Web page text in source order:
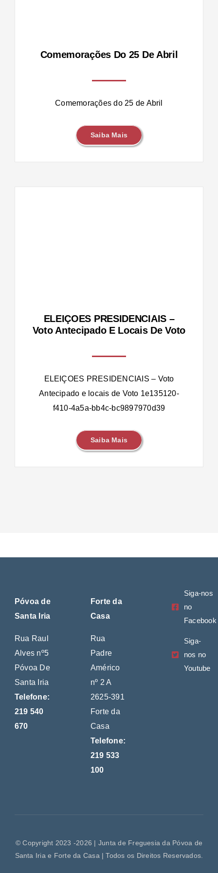
Comemorações Do 25 De Abril
Comemorações do 25 de Abril
Saiba Mais
ELEIÇOES PRESIDENCIAIS –
Voto Antecipado E Locais De Voto
ELEIÇOES PRESIDENCIAIS – Voto
Antecipado e locais de Voto 1e135120-
f410-4a5a-bb4c-bc9897970d39
Saiba Mais
Póvoa de
Santa Iria
Rua Raul
Alves nº5
Póvoa De
Santa Iria
Telefone:
219 540
670
Forte da
Casa
Rua
Padre
Américo
nº 2 A
2625-391
Forte da
Casa
Telefone:
219 533
100
Siga-nos
no
Facebook
Siga-
nos no
Youtube
© Copyright 2023 -2026 | Junta de Freguesia da Póvoa de
Santa Iria e Forte da Casa | Todos os Direitos Reservados.